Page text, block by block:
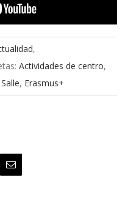
,
Actividades de centro,
, Erasmus+
Correo
electrónico